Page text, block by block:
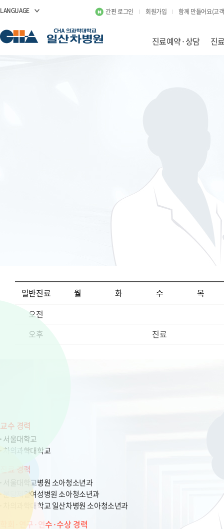
LANGUAGE 간편 로그인 회원가입 함께 만들어요(고
진료예약·상담 진
일반진료 월 화 수
목
오전
오후
진료
교수 경력
서울대학교
차의과학대학교
진료 경력
서울대학교병원 소아청소년과
분당제일여성병원 소아청소년과
차의과학대학교 일산차병원 소아청소년과
학회·연구·연수·수상 경력